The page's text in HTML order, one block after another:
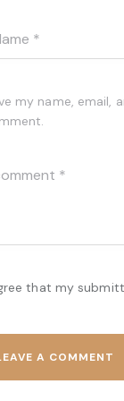
my name, email,
that my